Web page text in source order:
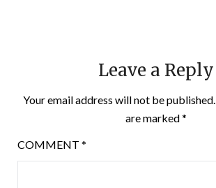
Leave a Reply
Your email address will not be published.
are marked*
COMMENT *